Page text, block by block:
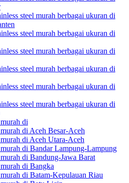
steel murah berbagai ukuran di
steel murah berbagai ukuran di
steel murah berbagai ukuran di
steel murah berbagai ukuran di
steel murah berbagai ukuran di
steel murah berbagai ukuran di
di
di Aceh Besar-Aceh
di Aceh Utara-Aceh
di Bandar Lampung-Lampung
di Bandung-Jawa Barat
di Bangka
di Batam-Kepulauan Riau